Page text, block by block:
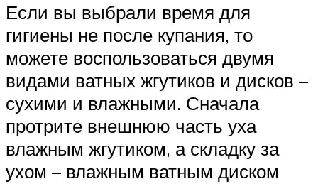
Если вы выбрали время для
гигиены не после купания, то
можете воспользоваться двумя
видами ватных жгутиков и дисков –
сухими и влажными. Сначала
протрите внешнюю часть уха
влажным жгутиком, а складку за
ухом – влажным ватным диском